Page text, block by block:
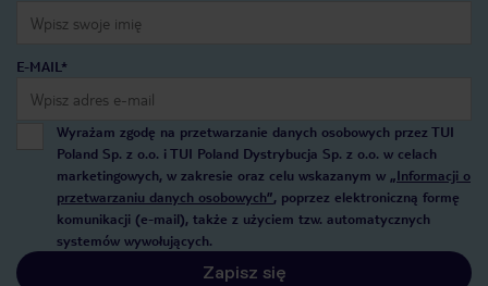
E-MAIL*
Wyrażam zgodę na przetwarzanie danych osobowych przez TUI
Poland Sp. z o.o. i TUI Poland Dystrybucja Sp. z o.o. w celach
marketingowych, w zakresie oraz celu wskazanym w „Informacji o
przetwarzaniu danych osobowych”, poprzez elektroniczną formę
komunikacji (e-mail), także z użyciem tzw. automatycznych
systemów wywołujących.
Zapisz się